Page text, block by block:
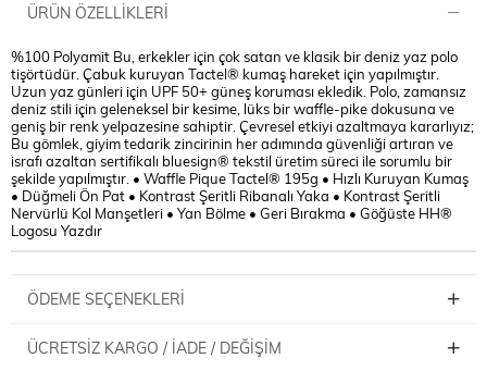
ÜRÜN ÖZELLIKLERI
%100 Polyamit Bu, erkekler için çok satan ve klasik bir deniz yaz polo
tişörtüdür. Çabuk kuruyan Tactel® kumaş hareket için yapılmıştır.
Uzun yaz günleri için UPF 50+ güneş koruması ekledik. Polo, zamansız
deniz stili için geleneksel bir kesime, lüks bir waffle-pike dokusuna ve
geniş bir renk yelpazesine sahiptir. Çevresel etkiyi azaltmaya kararlıyız;
Bu gömlek, giyim tedarik zincirinin her adımında güvenliği artıran ve
israfı azaltan sertifikalı bluesign® tekstil üretim süreci ile sorumlu bir
şekilde yapılmıştır. • Waffle Pique Tactel® 195g • Hızlı Kuruyan Kumaş
• Düğmeli Ön Pat • Kontrast Şeritli Ribanalı Yaka • Kontrast Şeritli
Nervürlü Kol Manşetleri • Yan Bölme • Geri Bırakma • Göğüste HH®
Logosu Yazdır
ÖDEME SEÇENEKLERI
ÜCRETSIZ KARGO / İADE / DEĞIŞIM